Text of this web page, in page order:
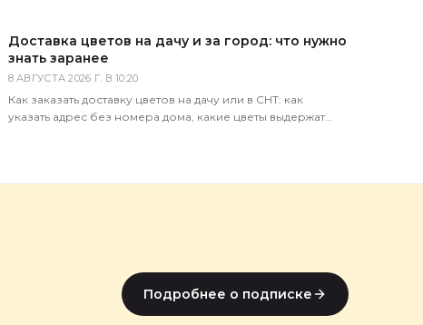
Доставка цветов на дачу и за город: что нужно
знать заранее
8 АВГУСТА 2026 Г. В 10:20
Как заказать доставку цветов на дачу или в СНТ: как
указать адрес без номера дома, какие цветы выдержат
Подробнее о подписке